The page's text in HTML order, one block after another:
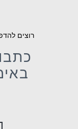
רוצים